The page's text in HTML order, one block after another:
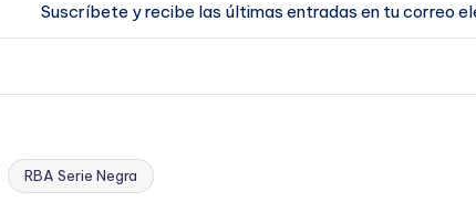
Suscríbete y recibe las últimas entradas en tu correo
RBA Serie Negra